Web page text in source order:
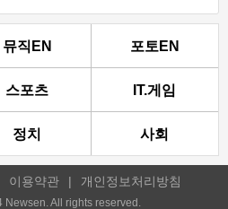
뮤직EN 포토EN
스포츠 IT.게임
정치 사회
이용약관 | 개인정보처리방침
All rights reserved.